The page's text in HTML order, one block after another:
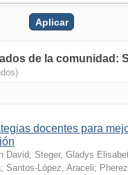
de la comunidad:
docentes para
David; Steger, Gladys
; Santos-López, Araceli;